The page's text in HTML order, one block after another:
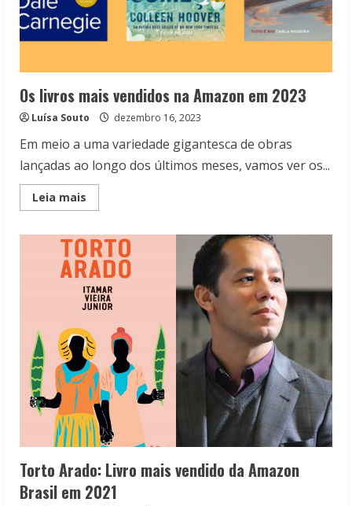
Os livros mais vendidos na Amazon em 2023
Luísa Souto dezembro 16, 2023
Em meio a uma variedade gigantesca de obras
lançadas ao longo dos últimos meses, vamos ver os...
Leia mais
more
livros
mais
vendidos
na
Amazon
em
2023
Torto Arado: Livro mais vendido da Amazon
Brasil em 2021